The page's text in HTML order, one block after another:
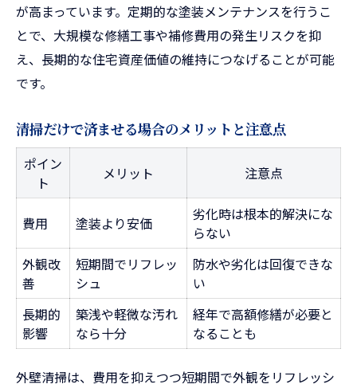
が高まっています。定期的な塗装メンテナンスを行うこ
とで、大規模な修繕工事や補修費用の発生リスクを抑
え、長期的な住宅資産価値の維持につなげることが可能
です。
清掃だけで済ませる場合のメリットと注意点
ポイン
ト
メリット 注意点
費用 塗装より安価
劣化時は根本的解決にな
らない
外観改
善
短期間でリフレッ
シュ
防水や劣化は回復できな
い
長期的
影響
築浅や軽微な汚れ
なら十分
経年で高額修繕が必要と
なることも
外壁清掃は、費用を抑えつつ短期間で外観をリフレッシ